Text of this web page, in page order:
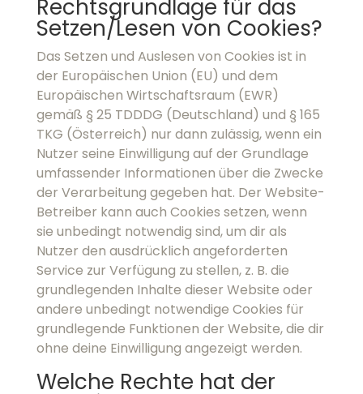
seine Einwilligung auf der Grundlage
umfassender Informationen über die Zwecke
der Verarbeitung gegeben hat. Der Website-
Betreiber kann auch Cookies setzen, wenn sie
unbedingt notwendig sind, um dir als Nutzer
den ausdrücklich angeforderten Service zur
Verfügung zu stellen, z. B. die grundlegenden
Inhalte dieser Website oder andere unbedingt
notwendige Cookies für grundlegende
Funktionen der Website, die dir ohne deine
Einwilligung angezeigt werden.
Welche Rechte hat der Website-
Besucher?
Services und ihre Cookies können auf der
Rechtsgrundlage deiner Einwilligung oder eines
berechtigten Interesses gesetzt und gelesen
werden. Als du diese Website zum ersten Mal
Einwilligung gefragt und hattest die